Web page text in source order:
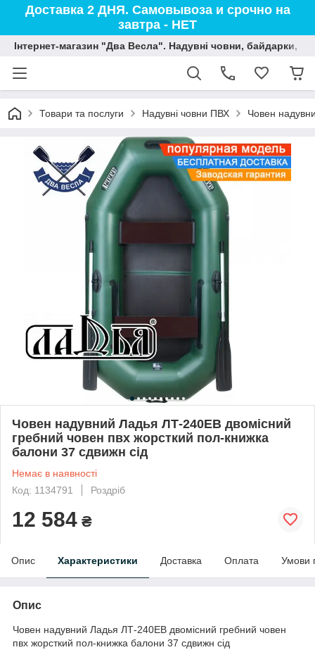
Доставка 2 ДНЯ. Самовывоза и срочно на
завтра - НЕТ
Інтернет-магазин "Два Весла". Надувні човни, байдарки,
Товари та послуги Надувні човни ПВХ Човен
Човен надувний Ладья ЛТ-240ЕВ двомісний
гребний човен пвх жорсткий пол-книжка
балони 37 сдвижн сід
Немає в наявності
Код: 1134791
Роздріб
12 584 ₴
Опис Характеристики Доставка Оплата Умови
Опис
Човен надувний Ладья ЛТ-240ЕВ двомісний гребний човен
пвх жорсткий пол-книжка балони 37 сдвижн сід